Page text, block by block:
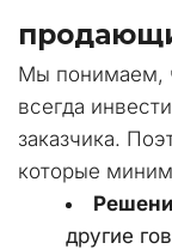
Мы понимаем,
всегда
заказчика.
которые
другие